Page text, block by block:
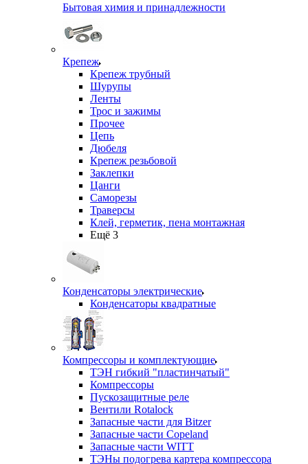
Бытовая химия и принадлежности
Крепеж
Крепеж трубный
Шурупы
Ленты
Трос и зажимы
Прочее
Цепь
Дюбеля
Крепеж резьбовой
Заклепки
Цанги
Саморезы
Траверсы
Клей, герметик, пена монтажная
Ещё 3
Конденсаторы электрические
Конденсаторы квадратные
Компрессоры и комплектующие
ТЭН гибкий "пластинчатый"
Компрессоры
Пускозащитные реле
Вентили Rotalock
Запасные части для Bitzer
Запасные части Copeland
Запасные части WITT
ТЭНы подогрева картера компрессора